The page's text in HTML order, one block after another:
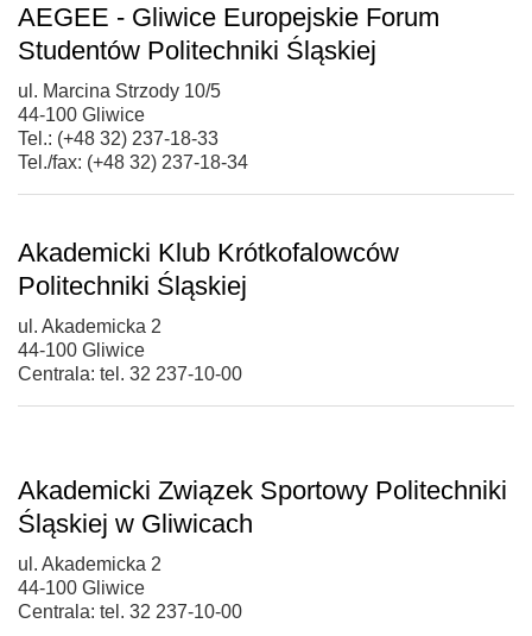
AEGEE - Gliwice Europejskie Forum
Studentów Politechniki Śląskiej
ul. Marcina Strzody 10/5
44-100 Gliwice
Tel.: (+48 32) 237-18-33
Tel./fax: (+48 32) 237-18-34
Akademicki Klub Krótkofalowców
Politechniki Śląskiej
ul. Akademicka 2
44-100 Gliwice
Centrala: tel. 32 237-10-00
Akademicki Związek Sportowy Politechniki
Śląskiej w Gliwicach
ul. Akademicka 2
44-100 Gliwice
Centrala: tel. 32 237-10-00